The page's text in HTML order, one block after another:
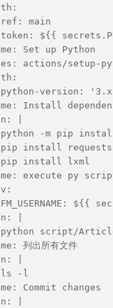
main
${{
Set up Python
actions/setup-
version:
Install
|
-m pip
install requests
install lxml
execute py
${{
|
script/
列出所有文件
|
-l
Commit changes
|